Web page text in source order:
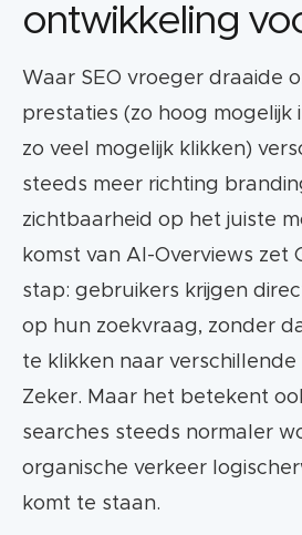
ontwikkeling
Waar SEO vroeger draaide
prestaties (zo hoog mogelijk
zo veel mogelijk klikken)
steeds meer richting
zichtbaarheid op het juiste
komst van AI-Overviews zet
stap: gebruikers krijgen
op hun zoekvraag, zonder
te klikken naar verschillende
Zeker. Maar het betekent
searches steeds normaler
organische verkeer
komt te staan.